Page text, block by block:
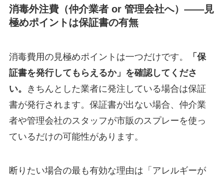
消毒外注費（仲介業者 or 管理会社へ）——見
極めポイントは保証書の有無
消毒費用の見極めポイントは一つだけです。
「保
証書を発行してもらえるか」を確認してくださ
い。
きちんとした業者に発注している場合は保証
書が発行されます。保証書が出ない場合、仲介業
者や管理会社のスタッフが市販のスプレーを使っ
ているだけの可能性があります。
断りたい場合の最も有効な理由は「アレルギーが